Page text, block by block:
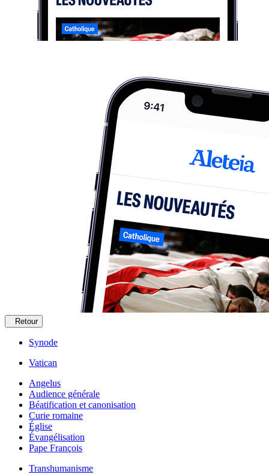
Retour
Synode
Vatican
Angelus
Audience générale
Béatification et canonisation
Curie romaine
Église
Évangélisation
Pape François
Transhumanisme